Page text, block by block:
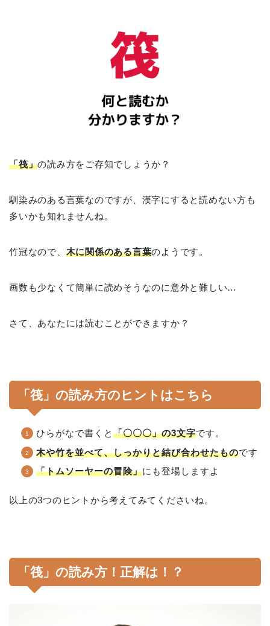
「筏」の読み方をご存知でしょうか？
馴染みのある言葉なのですが、漢字にすると読めない方も
多いかも知れませんね。
竹冠なので、 木に関係のある言葉のようです。
画数も少なくて簡単に読めそうなのに意外と難しい…
さて、あなたには読むことができますか？
「筏」の読み方のヒントはこちら
ひらがなで書くと 「〇〇〇」の3文字です。
木や竹を並べて、しっかりと結び合わせたものです
「トムソーヤーの冒険」にも登場しますよ
以上の3つのヒントから考えてみてくださいね。
「筏」の読み方！正解は！？